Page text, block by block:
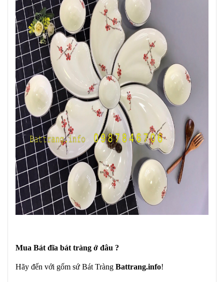
Mua Bát đĩa bát tràng ở đâu ?
Hãy đến với gốm sứ Bát Tràng Battrang.info!